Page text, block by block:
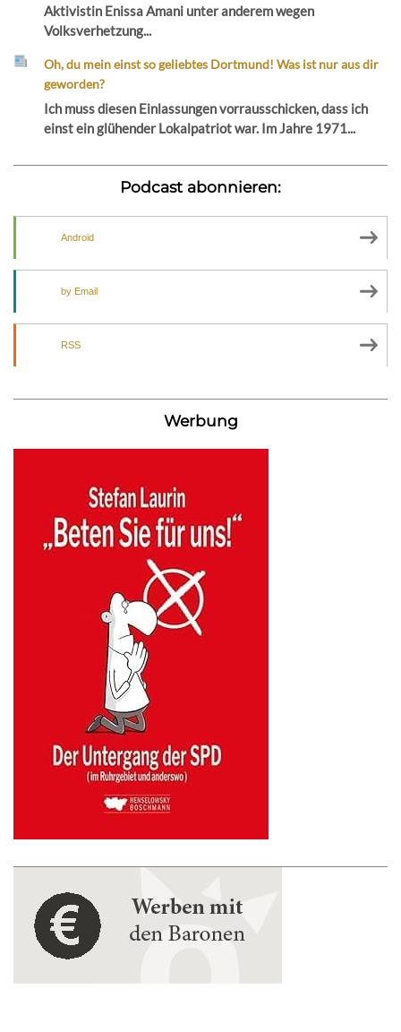
Aktivistin Enissa Amani unter anderem wegen
Volksverhetzung...
Oh, du mein einst so geliebtes Dortmund! Was ist nur aus dir
geworden?
Ich muss diesen Einlassungen vorrausschicken, dass ich
einst ein glühender Lokalpatriot war. Im Jahre 1971...
Podcast abonnieren:
Android
by Email
RSS
Werbung